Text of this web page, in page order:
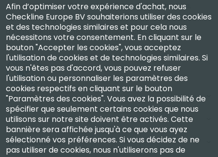
Checkline Europe B.V. — spécialistes de la fourniture,
de l'étalonnage, de la certification et de la réparation
d'instruments de mesure de haute précision.
Entreprise
Compte
Nous Contacter
Afin d’optimiser votre expérience d'achat, nous
Checkline Europe BV souhaiterions utiliser des cookies
et des technologies similaires et pour cela nous
nécessitons votre consentement. En cliquant sur le
bouton "Accepter les cookies", vous acceptez
l'utilisation de cookies et de technologies similaires. Si
vous n'êtes pas d'accord, vous pouvez refuser
l'utilisation ou personnaliser les paramètres des
cookies respectifs en cliquant sur le bouton
"Paramètres des cookies". Vous avez la possibilité de
spécifier que seulement certains cookies que nous
utilisons sur notre site doivent être activés. Cette
bannière sera affichée jusqu'à ce que vous ayez
sélectionné vos préférences. Si vous décidez de ne
pas utiliser de cookies, nous n'utiliserons pas de